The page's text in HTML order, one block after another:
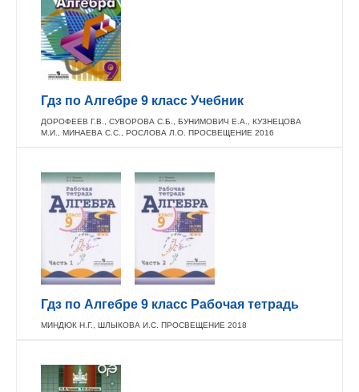
Гдз по Алгебре 9 класс Учебник
ДОРОФЕЕВ Г.В., СУВОРОВА С.Б., БУНИМОВИЧ Е.А., КУЗНЕЦОВА
М.И., МИНАЕВА С.С., РОСЛОВА Л.О. ПРОСВЕЩЕНИЕ 2016
Гдз по Алгебре 9 класс Рабочая тетрадь
МИНДЮК Н.Г., ШЛЫКОВА И.С. ПРОСВЕЩЕНИЕ 2018